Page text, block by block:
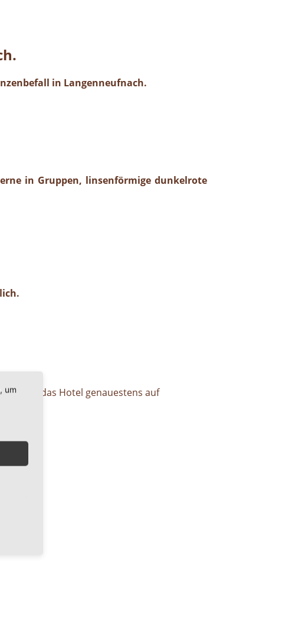
in Langenneufnach.
in Gruppen, linsenförmige dunkelrote
das Hotel genauestens auf
um